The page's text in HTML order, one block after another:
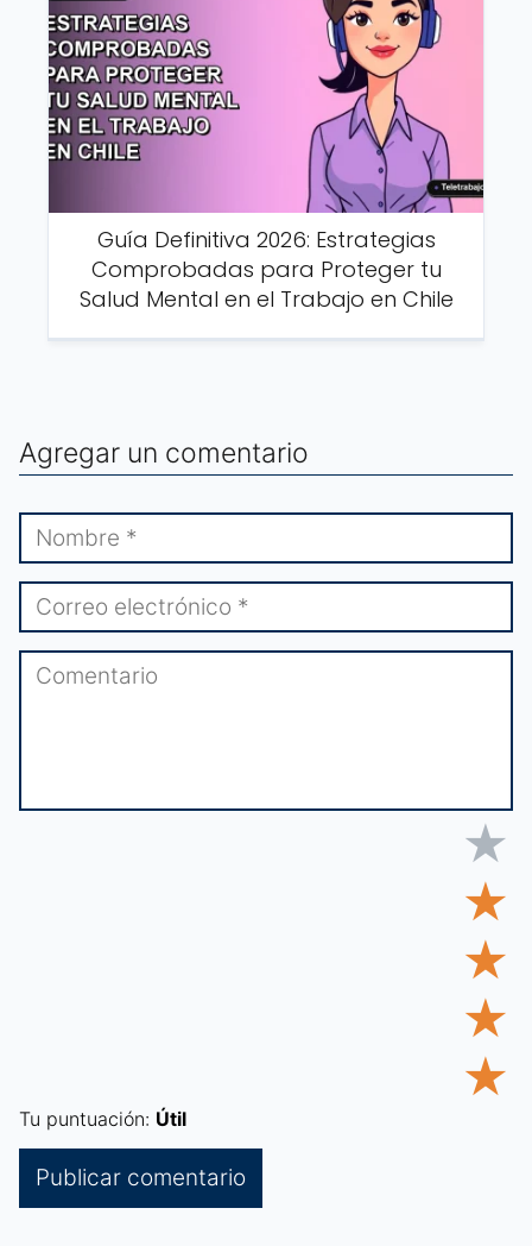
Guía Definitiva 2026: Estrategias
Comprobadas para Proteger tu
Salud Mental en el Trabajo en Chile
Agregar un comentario
★
★
★
★
★
Tu puntuación: Útil